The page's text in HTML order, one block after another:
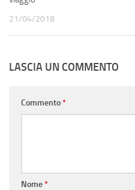
21/04/2018
LASCIA UN COMMENTO
Commento*
Nome*